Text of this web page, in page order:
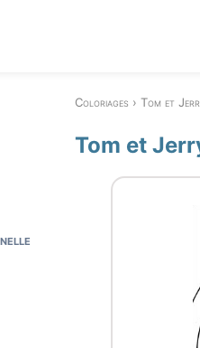
Coloriages Tom et
Tom et